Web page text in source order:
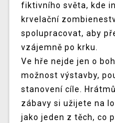
fiktivního světa, kde
krvelační
spolupracovat, aby
vzájemně po krku.
Ve hře nejde jen o
možnost výstavby,
stanovení cíle.
zábavy si užijete na
jako jeden z těch, co